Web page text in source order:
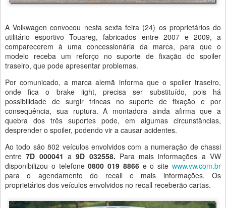
A Volkwagen convocou nesta sexta feira (24) os proprietários do
utilitário esportivo Touareg, fabricados entre 2007 e 2009, a
comparecerem à uma concessionária da marca, para que o
modelo receba um reforço no suporte de fixação do spoiler
traseiro, que pode apresentar problemas.
Por comunicado, a marca alemã informa que o spoiler traseiro,
onde fica o brake light, precisa ser substituído, pois há
possibilidade de surgir trincas no suporte de fixação e por
consequência, sua ruptura. A montadora ainda afirma que a
quebra dos três suportes pode, em algumas circunstâncias,
desprender o spoiler, podendo vir a causar acidentes.
Ao todo são 802 veículos envolvidos com a numeração de chassi
entre7D 000041 a9D 032558. Para mais informações a VW
disponibilizou o telefone0800 019 8866e o sitewww.vw.com.br
para o agendamento do recall e mais informações. Os
proprietários dos veículos envolvidos no recall receberão cartas.